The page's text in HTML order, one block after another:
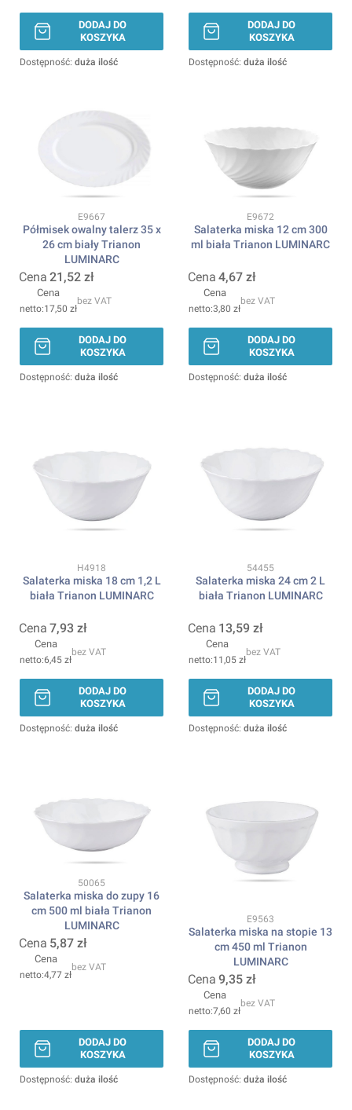
DODAJ DO
KOSZYKA
Dostępność: duża ilość
DODAJ DO
KOSZYKA
Dostępność: duża ilość
Kod produktu
E9667
Półmisek owalny talerz 35 x
26 cm biały Trianon
LUMINARC
Cena 21,52 zł
Cena
17,50 zł
bez VAT
DODAJ DO
KOSZYKA
Dostępność: duża ilość
Kod produktu
E9672
Salaterka miska 12 cm 300
ml biała Trianon LUMINARC
Cena 4,67 zł
Cena
3,80 zł
bez VAT
DODAJ DO
KOSZYKA
Dostępność: duża ilość
Kod produktu
H4918
Salaterka miska 18 cm 1,2 L
biała Trianon LUMINARC
Cena 7,93 zł
Cena
6,45 zł
bez VAT
DODAJ DO
KOSZYKA
Dostępność: duża ilość
Kod produktu
54455
Salaterka miska 24 cm 2 L
biała Trianon LUMINARC
Cena 13,59 zł
Cena
11,05 zł
bez VAT
DODAJ DO
KOSZYKA
Dostępność: duża ilość
Kod produktu
50065
Salaterka miska do zupy 16
cm 500 ml biała Trianon
LUMINARC
Cena 5,87 zł
Cena
4,77 zł
bez VAT
DODAJ DO
KOSZYKA
Dostępność: duża ilość
Kod produktu
E9563
Salaterka miska na stopie 13
cm 450 ml Trianon
LUMINARC
Cena 9,35 zł
Cena
7,60 zł
bez VAT
DODAJ DO
KOSZYKA
Dostępność: duża ilość